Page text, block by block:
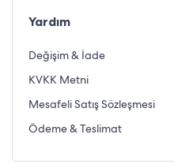
Yardım
Değişim & İade
KVKK Metni
Mesafeli Satış Sözleşmesi
Ödeme & Teslimat